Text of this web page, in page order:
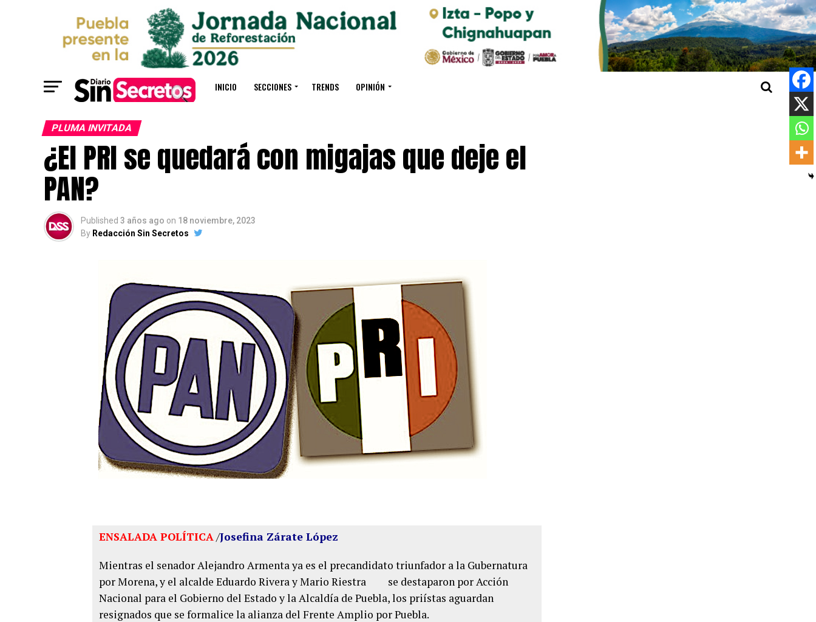
INICIO SECCIONES TRENDS OPINIÓN
PLUMA INVITADA
¿El PRI se quedará con migajas que deje el
PAN?
Published 3 años ago on 18 noviembre, 2023
By Redacción Sin Secretos
ENSALADA POLÍTICA/Josefina Zárate López
Mientras el senador Alejandro Armenta ya es el precandidato triunfador a la Gubernatura
por Morena, y el alcalde Eduardo Rivera y Mario Riestra se destaparon por Acción
Nacional para el Gobierno del Estado y la Alcaldía de Puebla, los priístas aguardan
resignados que se formalice la alianza del Frente Amplio por Puebla.